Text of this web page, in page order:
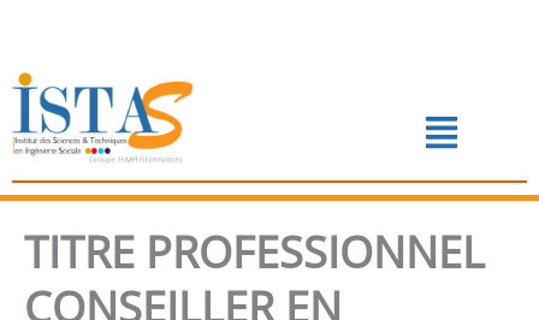
contenu
Menu
📅 PRENDRE RENDEZ-VOUS
TITRE PROFESSIONNEL
CONSEILLER EN